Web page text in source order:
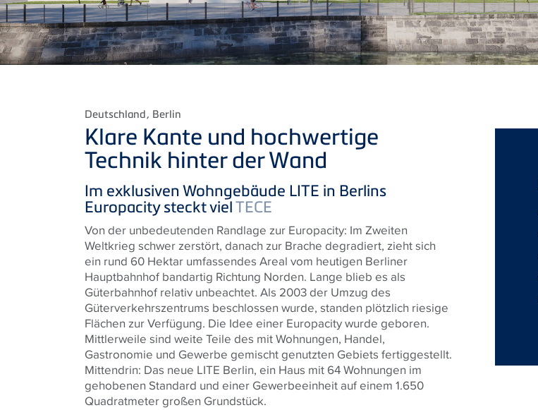
Deutschland, Berlin
Klare Kante und hochwertige
Technik hinter der Wand
Im exklusiven Wohngebäude LITE in Berlins
Europacity steckt vielTECE
Von der unbedeutenden Randlage zur Europacity: Im Zweiten
Weltkrieg schwer zerstört, danach zur Brache degradiert, zieht sich
ein rund 60 Hektar umfassendes Areal vom heutigen Berliner
Hauptbahnhof bandartig Richtung Norden. Lange blieb es als
Güterbahnhof relativ unbeachtet. Als 2003 der Umzug des
Güterverkehrszentrums beschlossen wurde, standen plötzlich riesige
Flächen zur Verfügung. Die Idee einer Europacity wurde geboren.
Mittlerweile sind weite Teile des mit Wohnungen, Handel,
Gastronomie und Gewerbe gemischt genutzten Gebiets fertiggestellt.
Mittendrin: Das neue LITE Berlin, ein Haus mit 64 Wohnungen im
gehobenen Standard und einer Gewerbeeinheit auf einem 1.650
Quadratmeter großen Grundstück.